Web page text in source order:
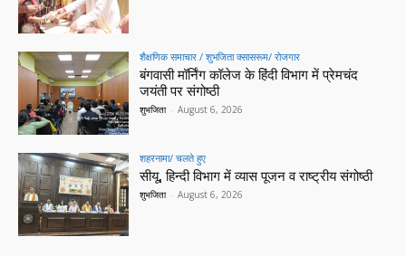
शैक्षणिक समाचार / शुभजिता क्सासरूम/ रोजगार
बंगवासी मॉर्निंग कॉलेज के हिंदी विभाग में प्रेमचंद
जयंती पर संगोष्ठी
शुभजिता - August 6, 2026
शहरनामा/ चलते हुए
सीयू, हिन्दी विभाग में व्यास पूजन व राष्ट्रीय संगोष्ठी
शुभजिता - August 6, 2026